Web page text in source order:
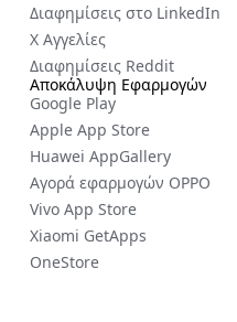
Διαφημίσεις στο LinkedIn
X Αγγελίες
Διαφημίσεις Reddit
Αποκάλυψη Εφαρμογών
Google Play
Apple App Store
Huawei AppGallery
Αγορά εφαρμογών OPPO
Vivo App Store
Xiaomi GetApps
OneStore